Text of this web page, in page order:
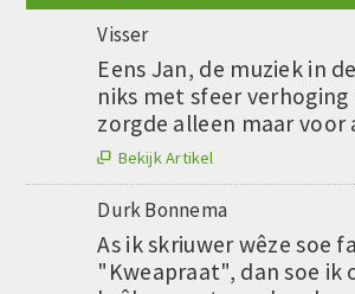
Visser
Eens Jan, de muziek in
niks met sfeer
zorgde alleen maar
 Bekijk Artikel
Durk Bonnema
As ik skriuwer wêze soe
"Kweapraat", dan soe ik